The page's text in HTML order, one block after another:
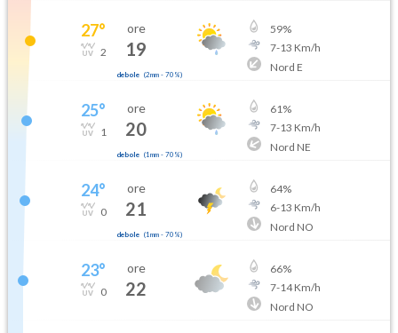
27°
2
ore
19
debole (2mm- 70 %)
59%
7-13 Km/h
Nord E
25°
1
ore
20
debole (1mm- 70 %)
61%
7-13 Km/h
Nord NE
24°
0
ore
21
debole (1mm- 70 %)
64%
6-13 Km/h
Nord NO
23°
0
ore
22
66%
7-14Km/h
Nord NO